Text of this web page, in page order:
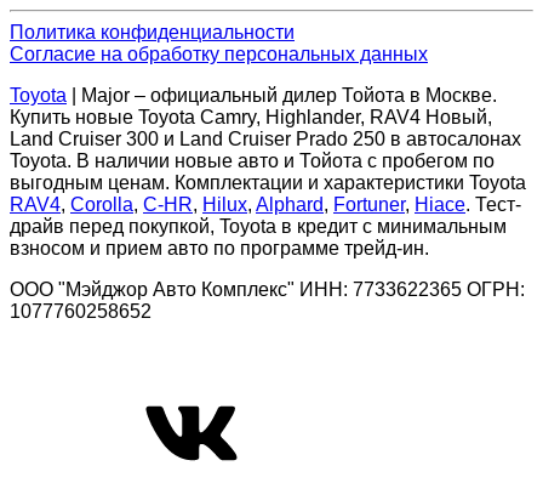
Политика конфиденциальности
Согласие на обработку персональных данных
Toyota | Major – официальный дилер Тойота в Москве.
Купить новые Toyota Camry, Highlander, RAV4 Новый,
Land Cruiser 300 и Land Cruiser Prado 250 в автосалонах
Toyota. В наличии новые авто и Тойота с пробегом по
выгодным ценам. Комплектации и характеристики Toyota
RAV4, Corolla, C-HR, Hilux, Alphard, Fortuner, Hiace. Тест-
драйв перед покупкой, Toyota в кредит с минимальным
взносом и прием авто по программе трейд-ин.
ООО "Мэйджор Авто Комплекс" ИНН: 7733622365 ОГРН:
1077760258652